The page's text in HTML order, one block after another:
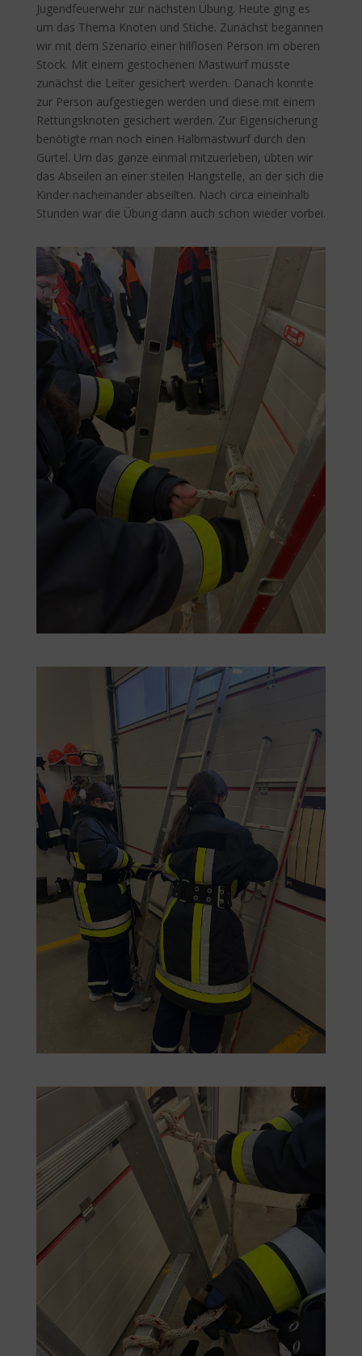
Jugendfeuerwehr zur nächsten Übung. Heute ging es
um das Thema Knoten und Stiche. Zunächst begannen
wir mit dem Szenario einer hilflosen Person im oberen
Stock. Mit einem gestochenen Mastwurf musste
zunächst die Leiter gesichert werden. Danach konnte
zur Person aufgestiegen werden und diese mit einem
Rettungsknoten gesichert werden. Zur Eigensicherung
benötigte man noch einen Halbmastwurf durch den
Gürtel. Um das ganze einmal mitzuerleben, übten wir
das Abseilen an einer steilen Hangstelle, an der sich die
Kinder nacheinander abseilten. Nach circa eineinhalb
Stunden war die Übung dann auch schon wieder vorbei.